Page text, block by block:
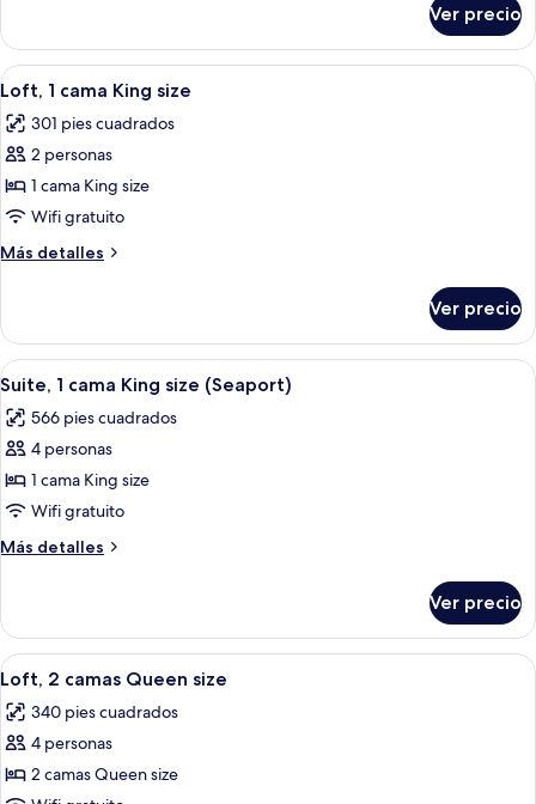
King
Terrace
ADA
Bridge
Premier
King
ADA
Ver precio
Abrir
todas
las
fotos
de
Loft,
1
cama
size
Una habitación de hotel moderna
4
Loft, 1 cama King size
301 pies cuadrados
2 personas
1 cama King size
Wifi gratuito
Más detalles
Más
1
cama
King
Ver precio
Abrir
todas
las
fotos
de
Suite,
1
cama
size
(Seaport)
Habitación de hotel con una cama
7
Suite, 1 cama King size (Seaport)
566 pies cuadrados
4 personas
1 cama King size
Wifi gratuito
Más detalles
Más
1
cama
King
(Seaport)
Ver precio
Abrir
todas
las
fotos
de
Habitación de hotel con dos camas,
4
Loft, 2 camas Queen size
340 pies cuadrados
4 personas
2 camas Queen size